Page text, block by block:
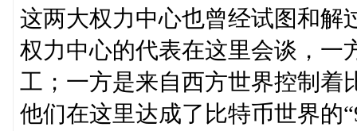
这两大权力中心也曾经试图和解
权力中心的代表在这里会谈，一
工；一方是来自西方世界控制着
他们在这里达成了比特币世界的